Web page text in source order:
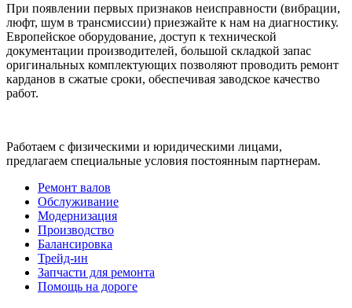
При появлении первых признаков неисправности (вибрации,
люфт, шум в трансмиссии) приезжайте к нам на диагностику.
Европейское оборудование, доступ к технической
документации производителей, большой складкой запас
оригинальных комплектующих позволяют проводить ремонт
карданов в сжатые сроки, обеспечивая заводское качество
работ.
Работаем с физическими и юридическими лицами,
предлагаем специальные условия постоянным партнерам.
Ремонт валов
Обслуживание
Модернизация
Производство
Балансировка
Трейд-ин
Запчасти для ремонта
Помощь на дороге